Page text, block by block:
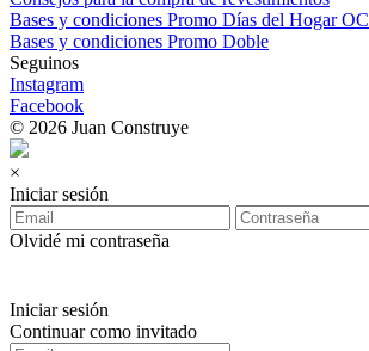
Bases y condiciones Promo Días del Hogar
Bases y condiciones Promo Doble
Seguinos
Instagram
Facebook
© 2026 Juan Construye
×
Iniciar sesión
Olvidé mi contraseña
Iniciar sesión
Continuar como invitado